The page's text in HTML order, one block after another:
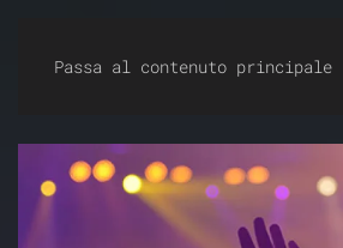
Passa al contenuto principale